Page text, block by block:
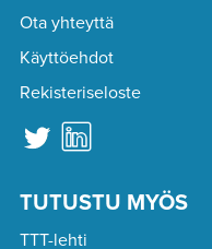
Ota yhteyttä
Käyttöehdot
Rekisteriseloste
TUTUSTU MYÖS
TTT-lehti